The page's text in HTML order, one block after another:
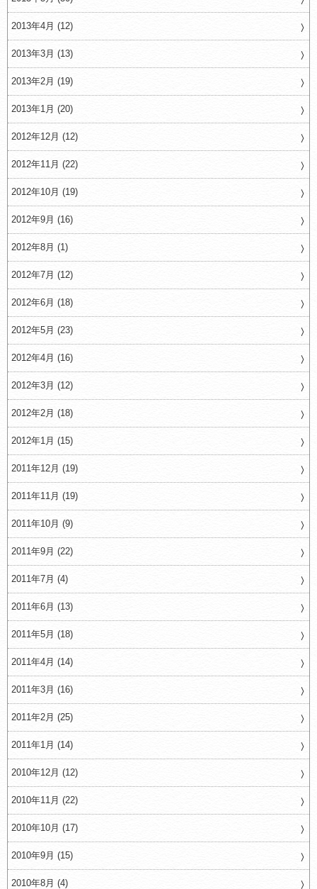
2013年4月 (12)
2013年3月 (13)
2013年2月 (19)
2013年1月 (20)
2012年12月 (12)
2012年11月 (22)
2012年10月 (19)
2012年9月 (16)
2012年8月 (1)
2012年7月 (12)
2012年6月 (18)
2012年5月 (23)
2012年4月 (16)
2012年3月 (12)
2012年2月 (18)
2012年1月 (15)
2011年12月 (19)
2011年11月 (19)
2011年10月 (9)
2011年9月 (22)
2011年7月 (4)
2011年6月 (13)
2011年5月 (18)
2011年4月 (14)
2011年3月 (16)
2011年2月 (25)
2011年1月 (14)
2010年12月 (12)
2010年11月 (22)
2010年10月 (17)
2010年9月 (15)
2010年8月 (4)